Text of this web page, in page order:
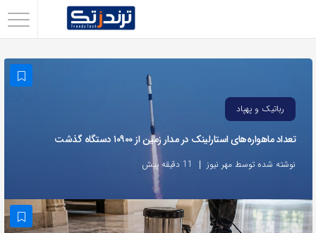
استفاده
روش‌های
زیر
این
صفحه
رباتیک و پهپاد
تعداد ماهواره‌های استارلینک‌ در مدار زمین از ۱۰۹۰۰ دستگاه گذشت
نوشته شده توسط مهر نیوز 11 دقیقه پیش